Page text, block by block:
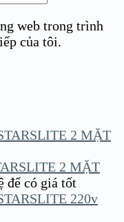
web trong trình
của tôi.
2 MẶT
để có giá tốt